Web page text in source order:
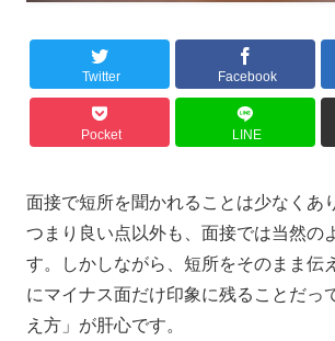
Twitter Facebook
Pocket LINE
面接で短所を聞かれることは少なくあ
つまり良い点以外も、面接では当然の
す。しかしながら、 短所をそのまま伝
にマイナス面だけ印象に残ることだっ
え方」が肝心です。